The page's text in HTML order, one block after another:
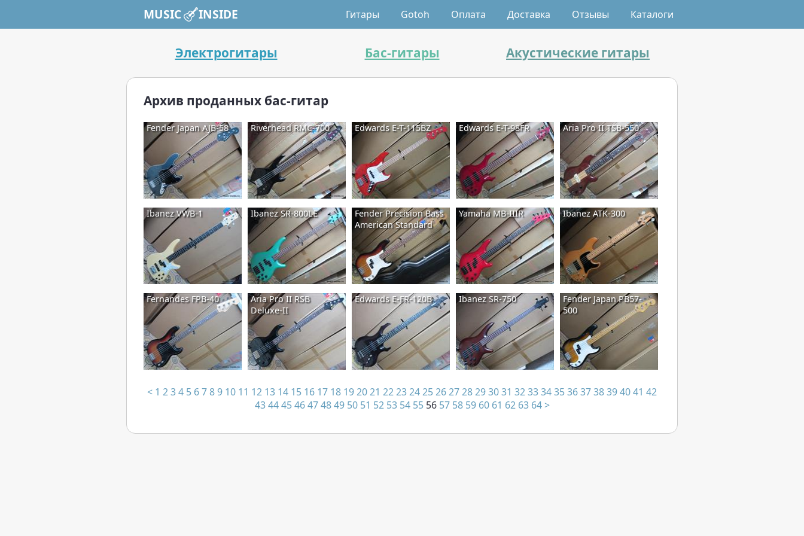
Электрогитары Бас-гитары Акустические гитары
Архив проданных бас-гитар
Fender Japan AJB-58 Riverhead RMC-700 Edwards E-T-115BZ Edwards E-T-98FR Aria Pro II TSB-550
Ibanez VWB-1 Ibanez SR-800LE
Fender Precision Bass
American Standard
Yamaha MB-IIIR Ibanez ATK-300
Fernandes FPB-40
Aria Pro II RSB
Deluxe-II
Edwards E-FR-120B Ibanez SR-750
Fender Japan PB57-
500
< 1 234 5 6789 10 11 12 13 14 15 16 17 18 192021 22232425262728293031 32333435363738394041 42
43 44 45 46 47 48 49 50 51 52 53 54 55 56 57 58 59 60 61 62 63 64 >
MUSIC INSIDE Гитары Gotoh Оплата Доставка Отзывы Каталоги